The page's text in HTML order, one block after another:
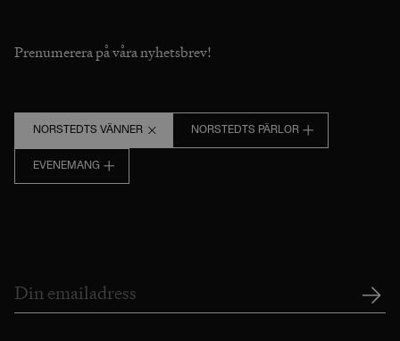
Prenumerera på våra nyhetsbrev!
NORSTEDTS VÄNNER NORSTEDTS PÄRLOR
EVENEMANG